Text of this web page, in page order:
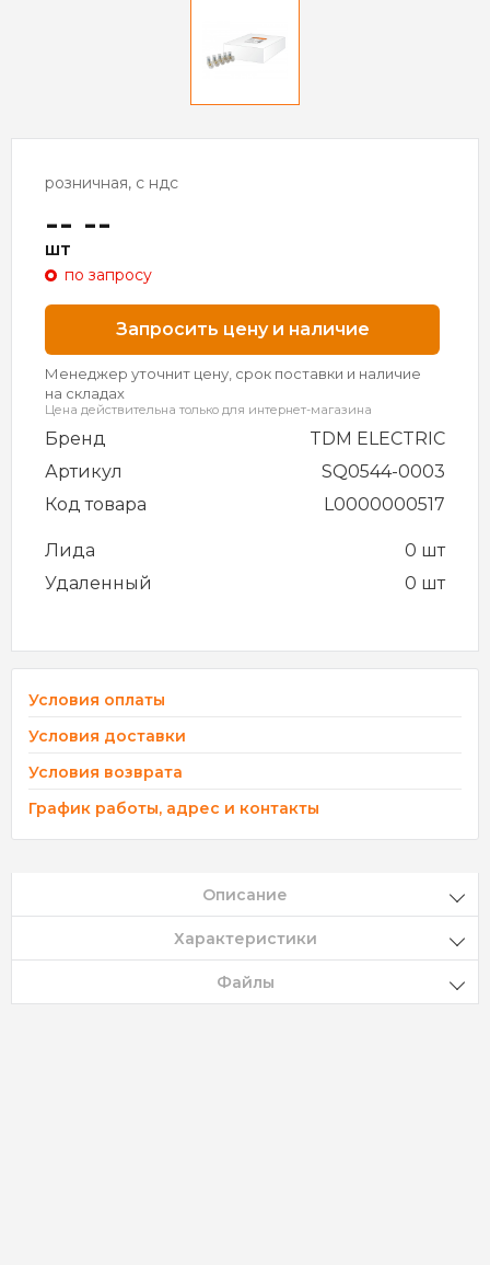
розничная, с ндс
-- --
шт
по запросу
Запросить цену и наличие
Менеджер уточнит цену, срок поставки и наличие
на складах
Цена действительна только для интернет-магазина
Бренд
TDM ELECTRIC
Артикул
SQ0544-0003
Код товара
L0000000517
Лида
0 шт
Удаленный
0 шт
Условия оплаты
Условия доставки
Условия возврата
График работы, адрес и контакты
Описание
Характеристики
Файлы